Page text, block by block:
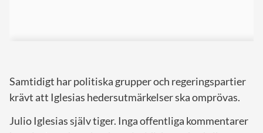
Samtidigt har politiska grupper och regeringspartier
krävt att Iglesias hedersutmärkelser ska omprövas.
Julio Iglesias själv tiger. Inga offentliga kommentarer